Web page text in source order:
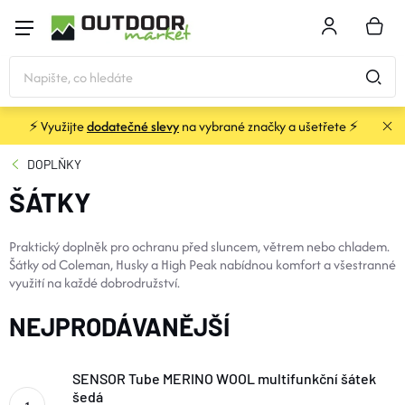
obsah
KOŠÍK
STANY
SPACÁKY
BATOHY A TAŠKY
⚡ Využijtedodatečné slevyna vybrané značky a ušetřete ⚡
DOPLŇKY
ŠÁTKY
Praktický doplněk pro ochranu před sluncem, větrem nebo chladem.
Šátky od Coleman, Husky a High Peak nabídnou komfort a všestranné
využití na každé dobrodružství.
NEJPRODÁVANĚJŠÍ
SENSOR Tube MERINO WOOL multifunkční šátek
šedá